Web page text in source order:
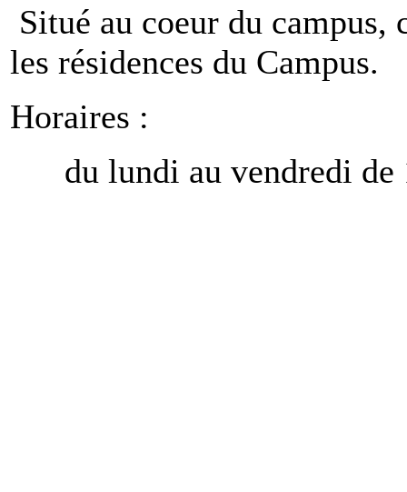
Situé au coeur du campus,
les résidences du Campus.
Horaires :
du lundi au vendredi de